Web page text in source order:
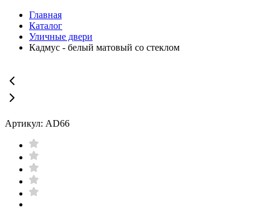
Главная
Каталог
Уличные двери
Кадмус - белый матовый со стеклом
Артикул: AD66